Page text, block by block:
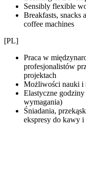
Sensibly flexible
Breakfasts, snacks
coffee machines
[PL]
Praca w
profesjonalistów
projektach
Możliwości nauki i
Elastyczne
wymagania)
Śniadania,
ekspresy do kawy